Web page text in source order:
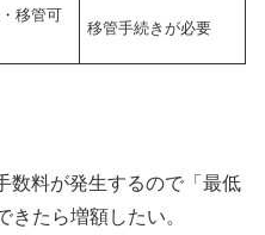
移管可
移管手続きが必要
数料が発生するので「最低
きたら増額したい。